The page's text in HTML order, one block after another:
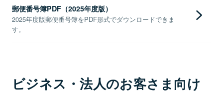
郵便番号簿PDF（2025年度版）
2025年度版郵便番号簿をPDF形式でダウンロードできま
す。
ビジネス・法人のお客さま向け